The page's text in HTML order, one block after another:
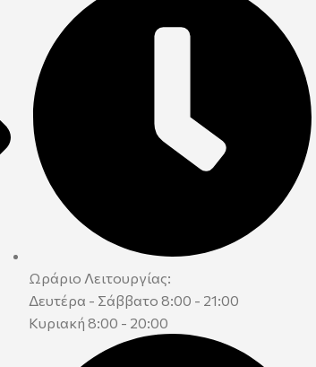
Ωράριο Λειτουργίας:
Δευτέρα - Σάββατο 8:00 - 21:00
Κυριακή 8:00 - 20:00